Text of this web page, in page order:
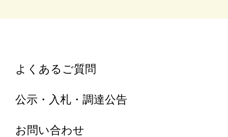
よくあるご質問
公示・入札・調達公告
お問い合わせ